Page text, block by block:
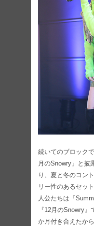
続いてのブロック
月のSnowry」と披
り、夏と冬のコン
リー性のあるセッ
人公たちは『
『12月のSnowry
か月付き合えたか